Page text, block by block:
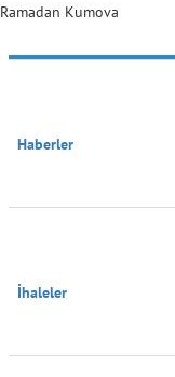
Ramadan Kumova
Haberler
İhaleler